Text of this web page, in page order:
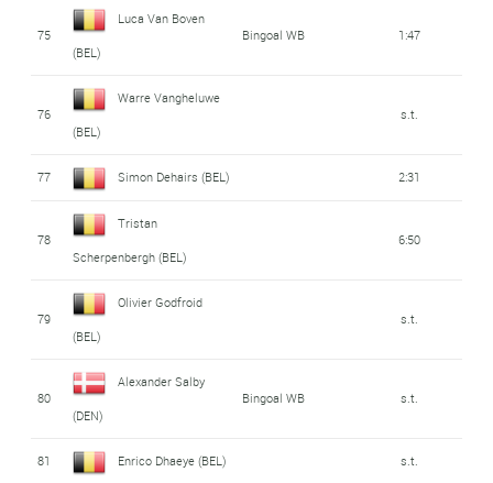
75
Luca Van Boven
(BEL)
Bingoal WB 1:47
76
Warre Vangheluwe
(BEL)
s.t.
77 Simon Dehairs (BEL) 2:31
78
Tristan
Scherpenbergh (BEL)
6:50
79
Olivier Godfroid
(BEL)
s.t.
80
Alexander Salby
(DEN)
Bingoal WB s.t.
81 Enrico Dhaeye (BEL) s.t.